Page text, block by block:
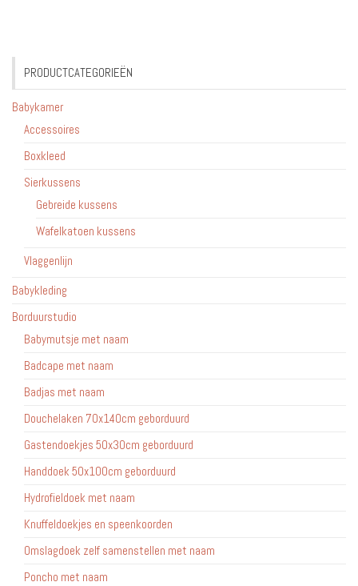
PRODUCTCATEGORIEËN
Babykamer
Accessoires
Boxkleed
Sierkussens
Gebreide kussens
Wafelkatoen kussens
Vlaggenlijn
Babykleding
Borduurstudio
Babymutsje met naam
Badcape met naam
Badjas met naam
Douchelaken 70x140cm geborduurd
Gastendoekjes 50x30cm geborduurd
Handdoek 50x100cm geborduurd
Hydrofieldoek met naam
Knuffeldoekjes en speenkoorden
Omslagdoek zelf samenstellen met naam
Poncho met naam